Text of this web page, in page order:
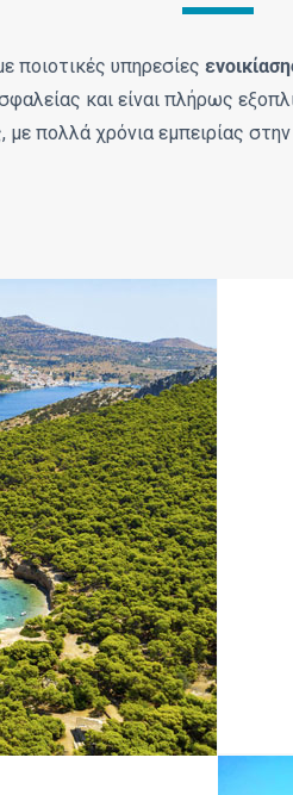
ποιοτικές υπηρεσίες
και είναι πλήρως
πολλά χρόνια εμπειρίας